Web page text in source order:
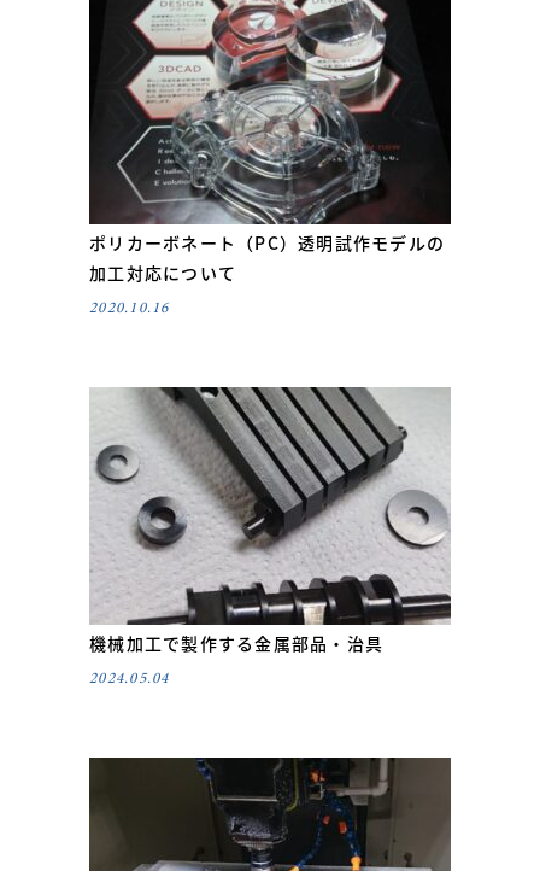
ポリカーボネート（PC）透明試作モデルの
加工対応について
2020.10.16
機械加工で製作する金属部品・治具
2024.05.04